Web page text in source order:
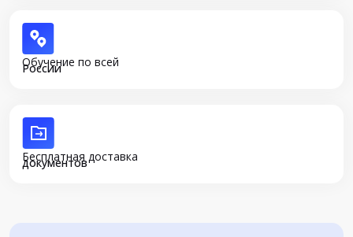
Обучение по всей
России
Бесплатная доставка
документов